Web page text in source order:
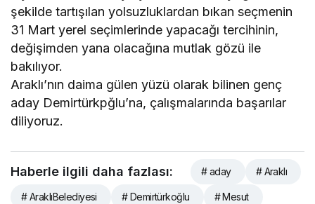
şekilde tartışılan yolsuzluklardan bıkan seçmenin
31 Mart yerel seçimlerinde yapacağı tercihinin,
değişimden yana olacağına mutlak gözü ile
bakılıyor.
Araklı’nın daima gülen yüzü olarak bilinen genç
aday Demirtürkpğlu’na, çalışmalarında başarılar
diliyoruz.
Haberle ilgili daha fazlası: # aday # Araklı
# AraklıBelediyesi # Demirtürkoğlu # Mesut